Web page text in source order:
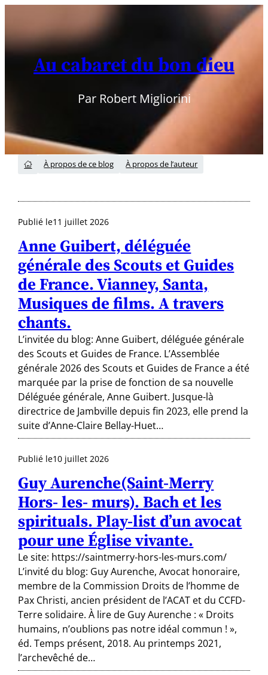
contenu
Au cabaret du bon dieu
Par Robert Migliorini
 À propos de ce blog À propos de l’auteur
Publié le11 juillet 2026
Anne Guibert, déléguée
générale des Scouts et Guides
de France. Vianney, Santa,
Musiques de films. A travers
chants.
L’invitée du blog: Anne Guibert, déléguée générale
des Scouts et Guides de France. L’Assemblée
générale 2026 des Scouts et Guides de France a été
marquée par la prise de fonction de sa nouvelle
Déléguée générale, Anne Guibert. Jusque-là
directrice de Jambville depuis fin 2023, elle prend la
suite d’Anne-Claire Bellay-Huet…
Publié le10 juillet 2026
Guy Aurenche(Saint-Merry
Hors- les- murs). Bach et les
spirituals. Play-list d’un avocat
pour une Église vivante.
Le site: https://saintmerry-hors-les-murs.com/
L’invité du blog: Guy Aurenche, Avocat honoraire,
membre de la Commission Droits de l’homme de
Pax Christi, ancien président de l’ACAT et du CCFD-
Terre solidaire. À lire de Guy Aurenche : « Droits
humains, n’oublions pas notre idéal commun ! »,
éd. Temps présent, 2018. Au printemps 2021,
l’archevêché de…